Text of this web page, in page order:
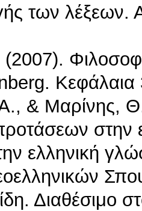
των λέξεων.
Κεφάλαια
& Μαρίνης,
στην
ελληνική
Διαθέσιμο